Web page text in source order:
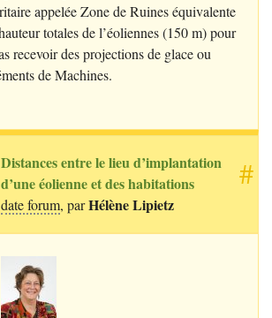
appelée Zone de Ruines équivalente
totales de l’éoliennes (150 m) pour
recevoir des projections de glace ou
de Machines.
#
Distances entre le lieu d’implantation
d’une éolienne et des habitations
date forum, parHélène Lipietz